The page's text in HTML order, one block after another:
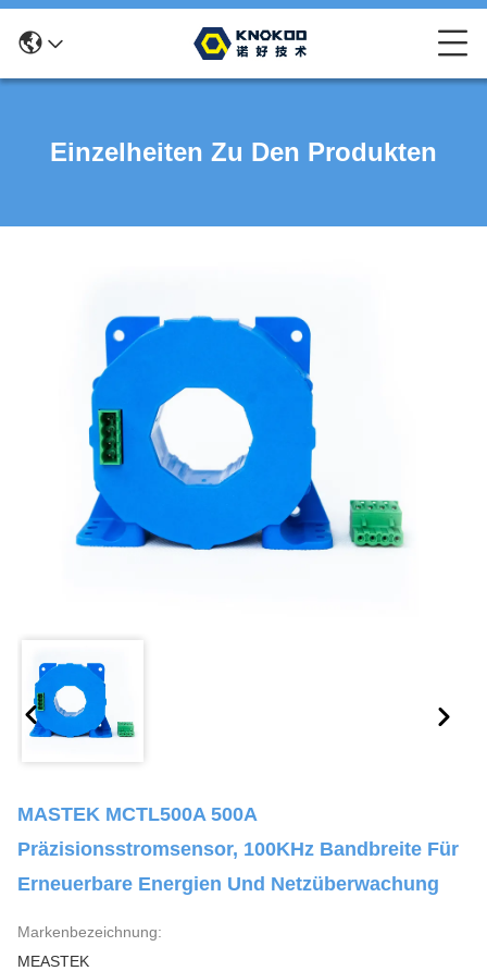
Einzelheiten Zu Den Produkten
MASTEK MCTL500A 500A
Präzisionsstromsensor, 100KHz Bandbreite Für
Erneuerbare Energien Und Netzüberwachung
Markenbezeichnung:
MEASTEK